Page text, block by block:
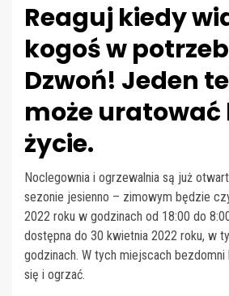
Reaguj kiedy
kogoś w
Dzwoń! Jeden
może uratować
życie.
Noclegownia i ogrzewalnia są już
sezonie jesienno – zimowym będzie
2022 roku w godzinach od 18:00 do
dostępna do 30 kwietnia 2022 roku, w
godzinach. W tych miejscach
się i ogrzać.